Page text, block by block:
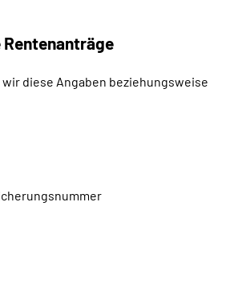
diese Angaben beziehungsweise